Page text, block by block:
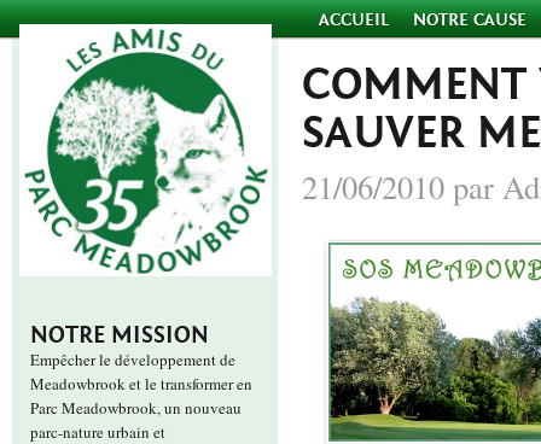
ACCUEIL NOTRE CAUSE
NOTRE MISSION
Empêcher le développement de
Meadowbrook et le transformer en
Parc Meadowbrook, un nouveau
parc-nature urbain et
COMMENT
SAUVER
21/06/2010 par